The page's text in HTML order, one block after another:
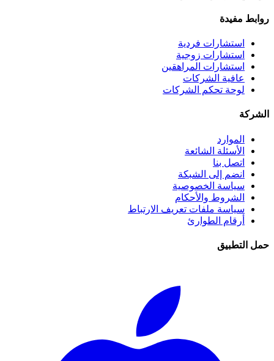
روابط مفيدة
استشارات فردية
استشارات زوجية
استشارات المراهقين
عافية الشركات
لوحة تحكم الشركات
الشركة
الموارد
الأسئلة الشائعة
اتصل بنا
انضم إلى الشبكة
سياسة الخصوصية
الشروط والأحكام
سياسة ملفات تعريف الارتباط
أرقام الطوارئ
حمل التطبيق